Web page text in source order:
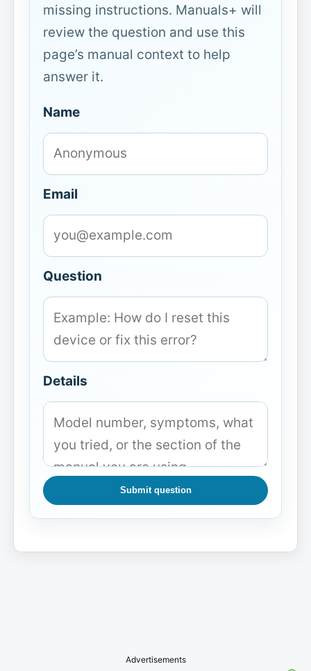
missing instructions. Manuals+ will
review the question and use this
page’s manual context to help
answer it.
Name
Email
Question
Details
Submit question
Advertisements